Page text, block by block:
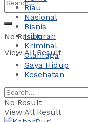
No Result
View All Result
Riau
Nasional
Bisnis
Hiburan
Kriminal
Olahraga
Gaya Hidup
Kesehatan
No Result
View All Result